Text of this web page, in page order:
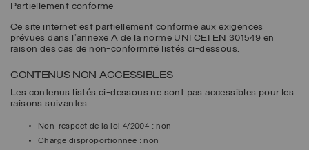
Partiellement conforme
Ce site internet est partiellement conforme aux exigences
prévues dans l'annexe A de la norme UNI CEI EN 301549 en
raison des cas de non-conformité listés ci-dessous.
CONTENUS NON ACCESSIBLES
Les contenus listés ci-dessous ne sont pas accessibles pour les
raisons suivantes :
Non-respect de la loi 4/2004 : non
Charge disproportionnée : non